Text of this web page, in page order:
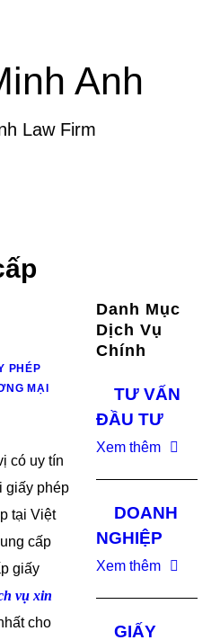
Anh
Law Firm
PHÉP
MẠI
có uy tín
giấy phép
tại Việt
cấp
giấy
vụ xin
cho
Danh Mục
Dịch Vụ
Chính
TƯ VẤN
ĐẦU TƯ
Xem thêm
DOANH
NGHIỆP
Xem thêm
GIẤY